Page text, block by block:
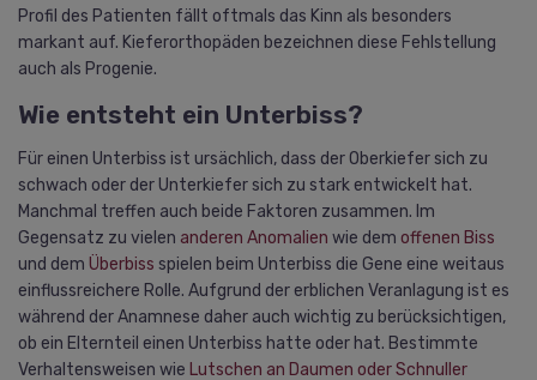
Profil des Patienten fällt oftmals das Kinn als besonders
markant auf. Kieferorthopäden bezeichnen diese Fehlstellung
auch als Progenie.
Wie entsteht ein Unterbiss?
Für einen Unterbiss ist ursächlich, dass der Oberkiefer sich zu
schwach oder der Unterkiefer sich zu stark entwickelt hat.
Manchmal treffen auch beide Faktoren zusammen. Im
Gegensatz zu vielen anderen Anomalien wie dem offenen Biss
und dem Überbiss spielen beim Unterbiss die Gene eine weitaus
einflussreichere Rolle. Aufgrund der erblichen Veranlagung ist es
während der Anamnese daher auch wichtig zu berücksichtigen,
ob ein Elternteil einen Unterbiss hatte oder hat. Bestimmte
Verhaltensweisen wie Lutschen an Daumen oder Schnuller